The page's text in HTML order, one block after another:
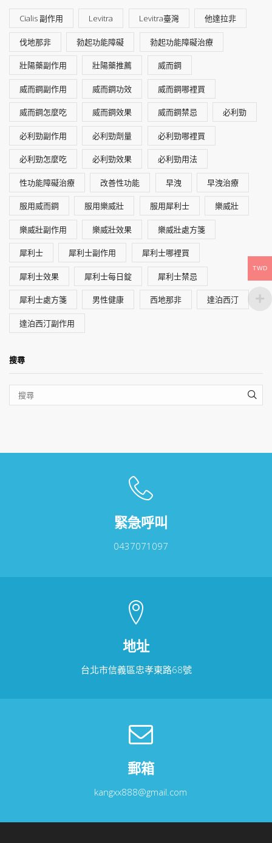
Cialis 副作用 Levitra Levitra臺灣 他達拉非
伐地那非 勃起功能障礙 勃起功能障礙治療
壯陽藥副作用 壯陽藥推薦 威而鋼
威而鋼副作用 威而鋼功效 威而鋼哪裡買
威而鋼怎麼吃 威而鋼效果 威而鋼禁忌 必利勁
必利勁副作用 必利勁劑量 必利勁哪裡買
必利勁怎麼吃 必利勁效果 必利勁用法
性功能障礙治療 改善性功能 早洩 早洩治療
服用威而鋼 服用樂威壯 服用犀利士 樂威壯
樂威壯副作用 樂威壯效果 樂威壯處方箋
犀利士 犀利士副作用 犀利士哪裡買
犀利士效果 犀利士每日錠 犀利士禁忌
犀利士處方箋 男性健康 西地那非 達泊西汀
達泊西汀副作用
搜尋
緊急呼叫
0437071097
地址
台北市信義區忠孝東路68號
郵箱
kangxx888@gmail.com
TWD